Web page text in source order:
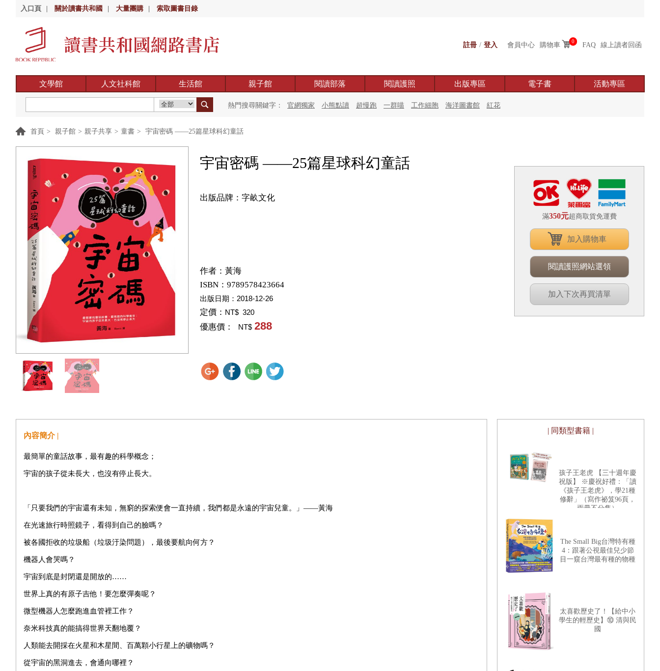
入口頁 關於讀書共和國 大量團購 索取圖書目錄
註冊 / 登入 會員中心 購物車 0 FAQ 線上讀者回函
文學館 人文社科館 生活館 親子館 閱讀部落 閱讀護照 出版專區 電子書 活動專區
熱門搜尋關鍵字： 官網獨家 小熊點讀 超慢跑 一群喵 工作細胞 海洋圖書館 紅花
首頁 > 親子館 > 親子共享 > 童書 > 宇宙密碼 ——25篇星球科幻童話
宇宙密碼 ——25篇星球科幻童話
出版品牌：字畝文化
作者： 黃海
ISBN：9789578423664
出版日期： 2018-12-26
定價： NT$ 320
優惠價： NT$ 288
滿350元超商取貨免運費
加入購物車
閱讀護照網站選領
加入下次再買清單
內容簡介 |
最簡單的童話故事，最有趣的科學概念；
宇宙的孩子從未長大，也沒有停止長大。
「只要我們的宇宙還有未知，無窮的探索便會一直持續，我們都是永遠的宇宙兒童。」——黃海
在光速旅行時照鏡子，看得到自己的臉嗎？
被各國拒收的垃圾船（垃圾汙染問題），最後要航向何方？
機器人會哭嗎？
宇宙到底是封閉還是開放的……
世界上真的有原子吉他！要怎麼彈奏呢？
微型機器人怎麼跑進血管裡工作？
奈米科技真的能搞得世界天翻地覆？
人類能去開採在火星和木星間、百萬顆小行星上的礦物嗎？
從宇宙的黑洞進去，會通向哪裡？
| 同類型書籍 |
孩子王老虎 【三十週年慶
祝版】 ※慶祝好禮：「讀
《孩子王老虎》，學21種
修辭」（寫作祕笈96頁，
兩冊不分售）
The Small Big台灣特有種
4：跟著公視最佳兒少節
目一窺台灣最有種的物種
太喜歡歷史了！【給中小
學生的輕歷史】⑩ 清與民
國